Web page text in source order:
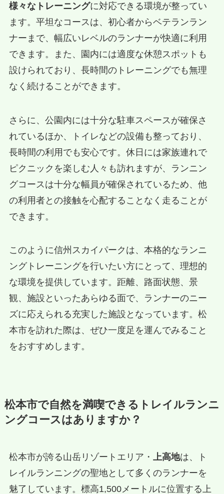
様々なトレーニングに対応できる環境が整ってい
ます。平坦なコースは、初心者からベテランラン
ナーまで、幅広いレベルのランナーが快適に利用
できます。また、園内には適度な休憩スポットも
設けられており、長時間のトレーニングでも無理
なく続けることができます。
さらに、公園内には十分な駐車スペースが確保さ
れているほか、トイレなどの設備も整っており、
長時間の利用でも安心です。休日には家族連れで
ピクニックを楽しむ人々も訪れますが、ランニン
グコースは十分な幅員が確保されているため、他
の利用者との接触を心配することなく走ることが
できます。
このように信州スカイパークは、本格的なランニ
ングトレーニングを行いたい方にとって、理想的
な環境を提供しています。距離、路面状態、景
観、施設といったあらゆる面で、ランナーのニー
ズに応えられる充実した施設となっています。松
本市を訪れた際は、ぜひ一度足を運んでみること
をおすすめします。
松本市で自然を満喫できるトレイルランニ
ングコースはありますか？
松本市が誇る山岳リゾートエリア・ 上高地は、ト
レイルランニングの聖地として多くのランナーを
魅了しています。標高1,500メートルに位置する上